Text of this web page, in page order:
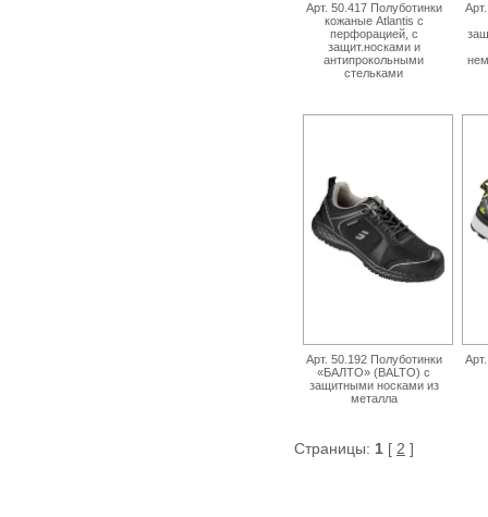
Арт. 50.417 Полуботинки
кожаные Atlantis с
перфорацией, с
защит.носками и
антипрокольными
стельками
Арт. 50.192 Полуботинки
«БАЛТО» (BALTO) с
защитными носками из
металла
Страницы: 1 [ 2 ]